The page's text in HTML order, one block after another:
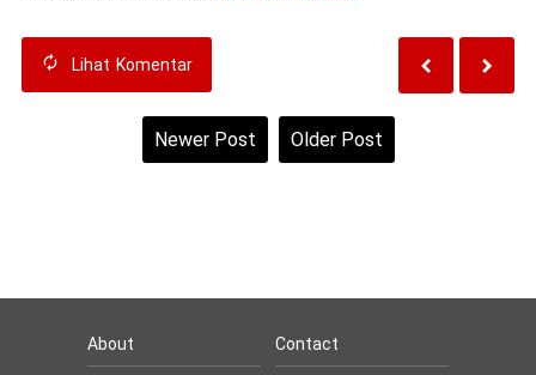
Lihat Komentar
Newer Post Older Post
About Contact